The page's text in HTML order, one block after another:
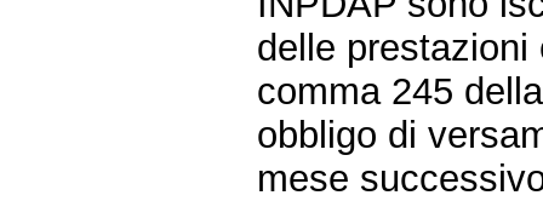
delle
comma 245
obbligo di
mese